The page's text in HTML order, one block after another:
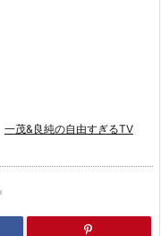
一茂&良純の自由すぎるTV